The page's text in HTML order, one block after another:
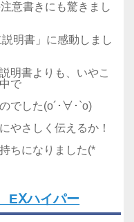
意書きにも驚きまし
説明書」に感動しまし
明書よりも、いやこ
で
でした(o´･∀･`o)
やさしく伝えるか！
ちになりました(*
EⅩハイパー